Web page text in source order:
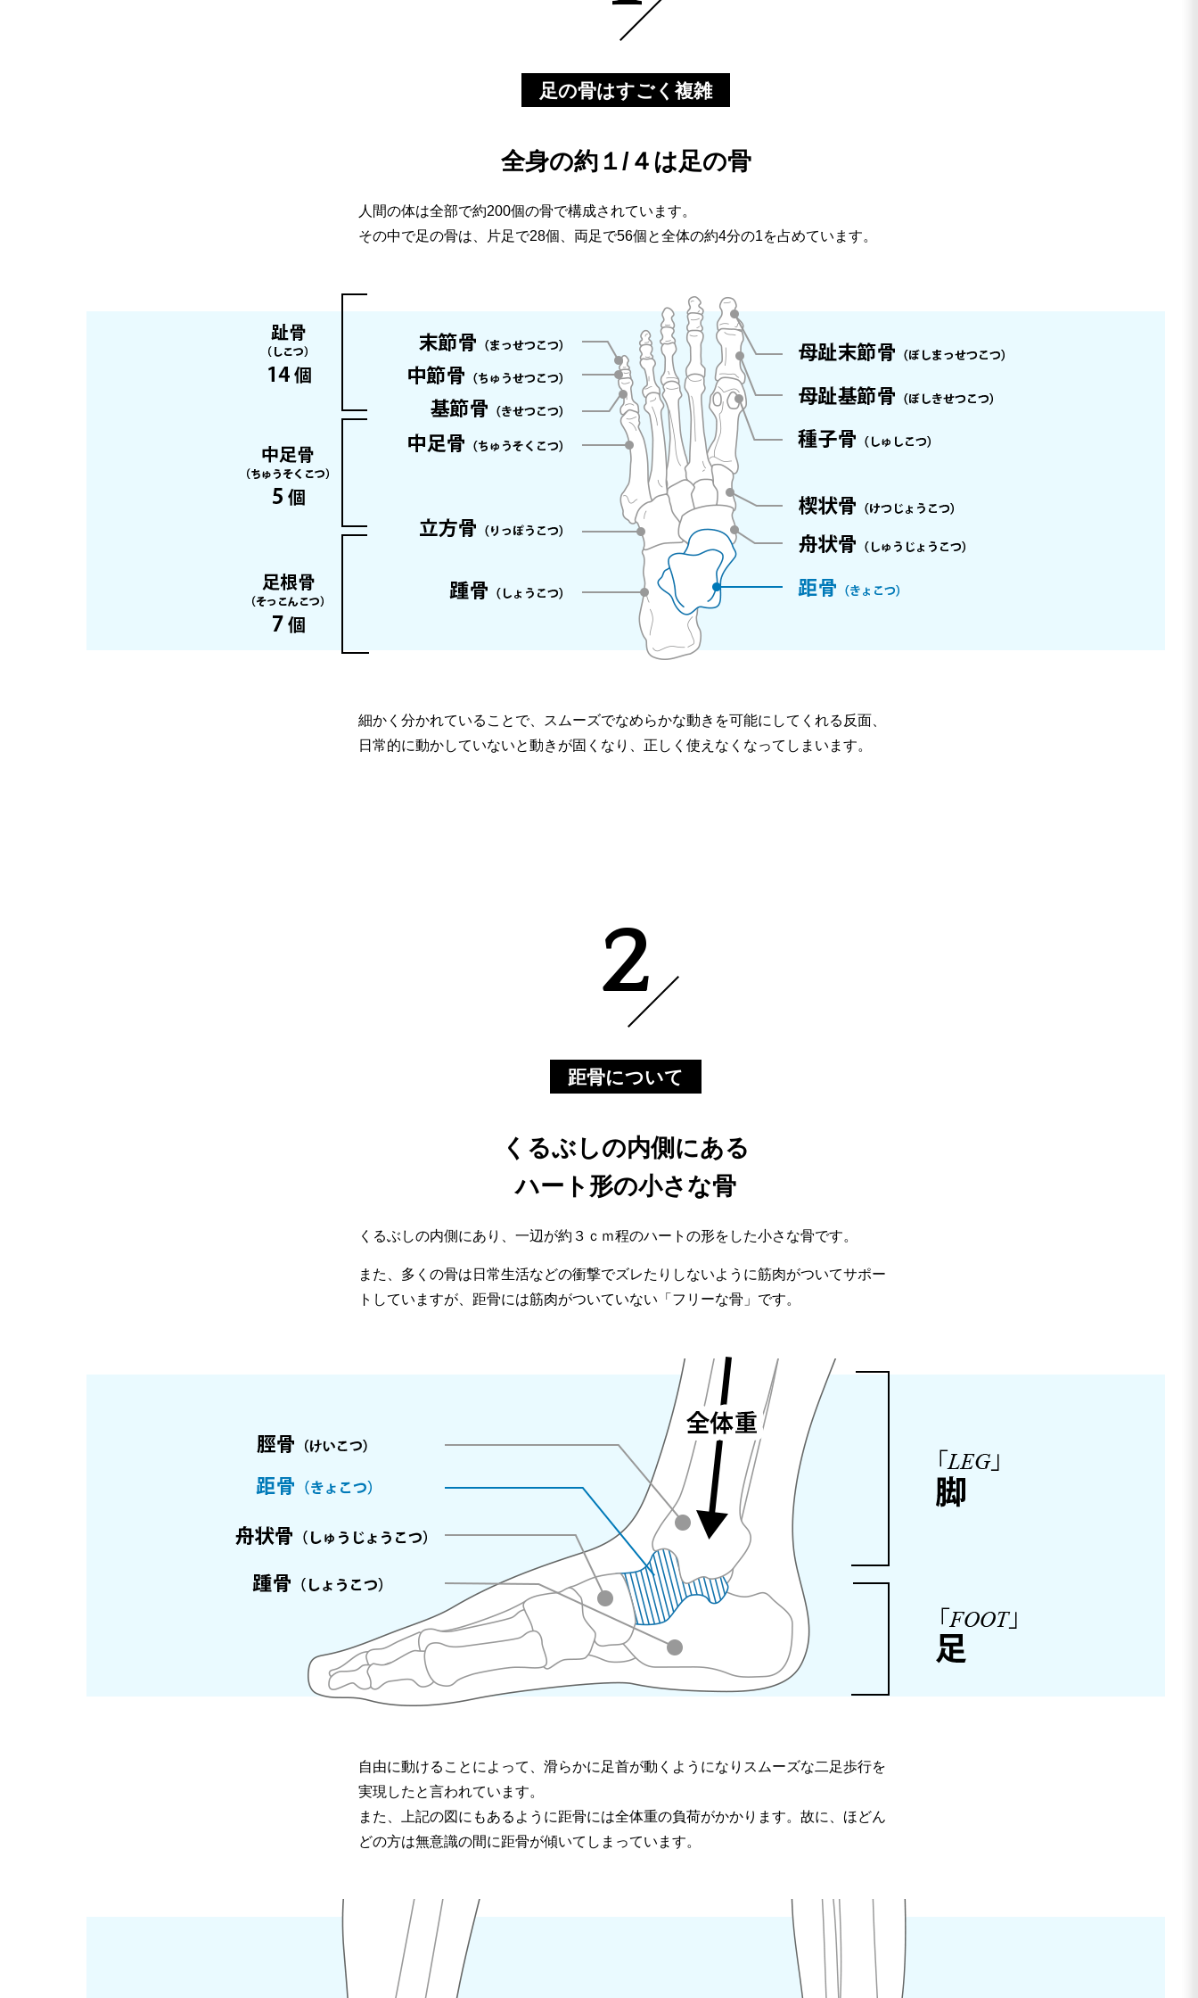
足の骨はすごく複雑
全身の約１/４は足の骨
人間の体は全部で約200個の骨で構成されています。
その中で足の骨は、片足で28個、両足で56個と全体の約4分の1を占めています。
細かく分かれていることで、スムーズでなめらかな動きを可能にしてくれる反面、
日常的に動かしていないと動きが固くなり、正しく使えなくなってしまいます。
2
距骨について
くるぶしの内側にある
ハート形の小さな骨
くるぶしの内側にあり、一辺が約３ｃｍ程のハートの形をした小さな骨です。
また、多くの骨は日常生活などの衝撃でズレたりしないように筋肉がついてサポー
トしていますが、距骨には筋肉がついていない「フリーな骨」です。
自由に動けることによって、滑らかに足首が動くようになりスムーズな二足歩行を
実現したと言われています。
また、上記の図にもあるように距骨には全体重の負荷がかかります。故に、ほどん
どの方は無意識の間に距骨が傾いてしまっています。